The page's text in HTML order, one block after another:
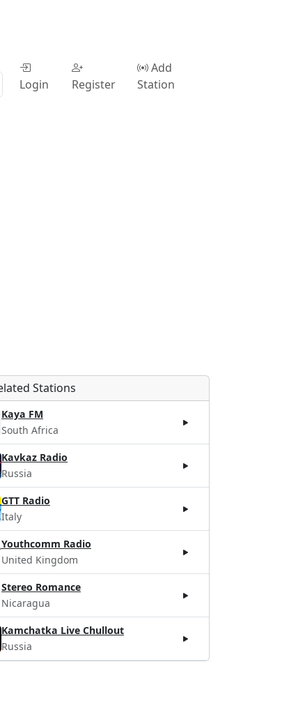
Login Register
Add
Station
Stations
Kaya FM
South Africa
Kavkaz Radio
Russia
GTT Radio
Italy
Youthcomm Radio
United Kingdom
Stereo Romance
Nicaragua
Kamchatka Live Chullout
Russia